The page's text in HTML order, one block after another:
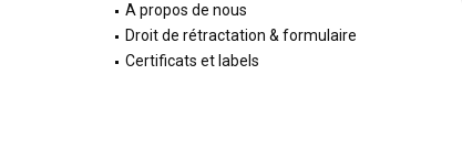
A propos de nous
Droit de rétractation & formulaire
Certificats et labels